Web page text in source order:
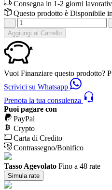
Consegna in 1-2 giorni
Questo prodotto è Disponibile
−
Aggiungi al Carrello
Vuoi Finanziare questo prodotto?
Scrivici su Whatsapp
Prenota la tua consulenza
Puoi pagare con
PayPal
Crypto
Carta di Credito
Contrassegno/Bonifico
Tasso Agevolato Fino a 48 rate
Simula rate